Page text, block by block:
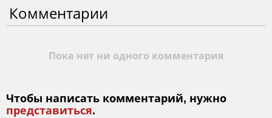
Комментарии
Пока нет ни одного комментария
Чтобы написать комментарий, нужно
представиться.